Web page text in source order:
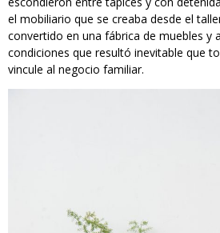
el mobiliario que se creaba desde el
convertido en una fábrica de muebles y
condiciones que resultó inevitable que
vincule al negocio familiar.